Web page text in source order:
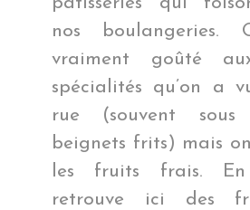
nos
vraiment goûté
spécialités qu’on a
rue (souvent
beignets frits) mais
les fruits frais.
retrouve ici des